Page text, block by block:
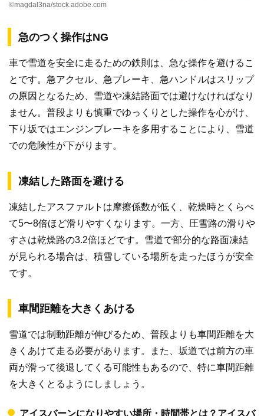
©magdal3na/stock.adobe.com
急のつく操作はNG
車で雪道を安全に走るための鉄則は、急な操作を避けるこ
とです。急アクセル、急ブレーキ、急ハンドルはスリップ
の原因となるため、雪道や凍結路面では避けなければなり
ません。普段よりも慎重でゆっくりとした操作を心がけ、
下り坂ではエンジンブレーキを多用することにより、雪道
での危険性が下がります。
凍結した路面を避ける
凍結したアスファルトは摩擦係数が低く、乾燥時とくらべ
て5〜8倍ほど滑りやすくなります。一方、圧雪路の滑りや
すさは乾燥路の3.2倍ほどです。雪道で部分的な路面凍結
が見られる場合は、積雪している場所を走ったほうが安全
です。
車間距離を大きくあける
雪道では制動距離が伸びるため、普段よりも車間距離を大
きくあけて走る必要があります。また、坂道では前方の車
両が滑って後退してくる可能性もあるので、特に車間距離
を大きくとるようにしましょう。
アイスバーンになりやすい場所・時間帯とは？アイスバ